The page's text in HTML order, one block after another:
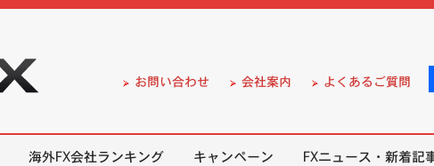
お問い合わせ 会社案内 よくあるご質問
海外FX会社ランキング キャンペーン FXニュース・新着記